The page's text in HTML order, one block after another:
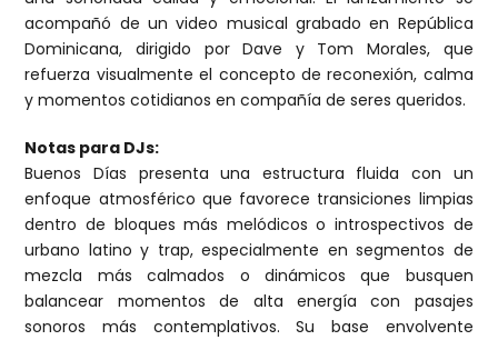
acompañó de un video musical grabado en República
Dominicana, dirigido por Dave y Tom Morales, que
refuerza visualmente el concepto de reconexión, calma
y momentos cotidianos en compañía de seres queridos.
Notas para DJs:
Buenos Días presenta una estructura fluida con un
enfoque atmosférico que favorece transiciones limpias
dentro de bloques más melódicos o introspectivos de
urbano latino y trap, especialmente en segmentos de
mezcla más calmados o dinámicos que busquen
balancear momentos de alta energía con pasajes
sonoros más contemplativos. Su base envolvente